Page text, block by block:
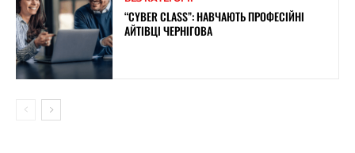
“CYBER CLASS”: НАВЧАЮТЬ ПРОФЕСІЙНІ
АЙТІВЦІ ЧЕРНІГОВА